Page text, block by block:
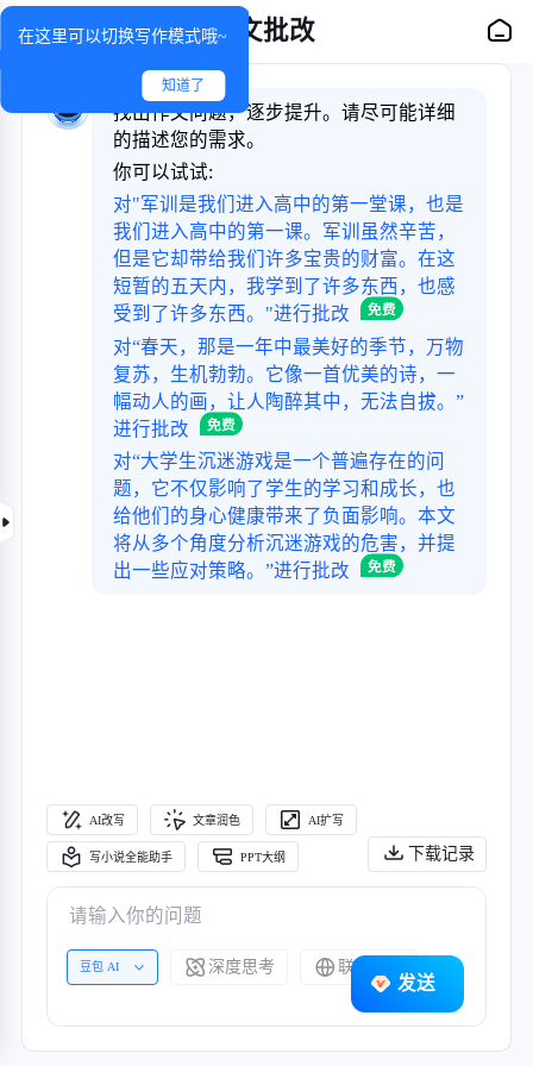
作文批改
在这里可以切换写作模式哦~
知道了
找出作文问题，逐步提升。请尽可能详细
的描述您的需求。
你可以试试:
对"军训是我们进入高中的第一堂课，也是
我们进入高中的第一课。军训虽然辛苦，
但是它却带给我们许多宝贵的财富。在这
短暂的五天内，我学到了许多东西，也感
受到了许多东西。"进行批改
对“春天，那是一年中最美好的季节，万物
复苏，生机勃勃。它像一首优美的诗，一
幅动人的画，让人陶醉其中，无法自拔。”
进行批改
对“大学生沉迷游戏是一个普遍存在的问
题，它不仅影响了学生的学习和成长，也
给他们的身心健康带来了负面影响。本文
将从多个角度分析沉迷游戏的危害，并提
出一些应对策略。”进行批改
下载记录
AI改写 文章润色 AI扩写
写小说全能助手 PPT大纲
豆包 AI 深度思考 联网搜索
发送